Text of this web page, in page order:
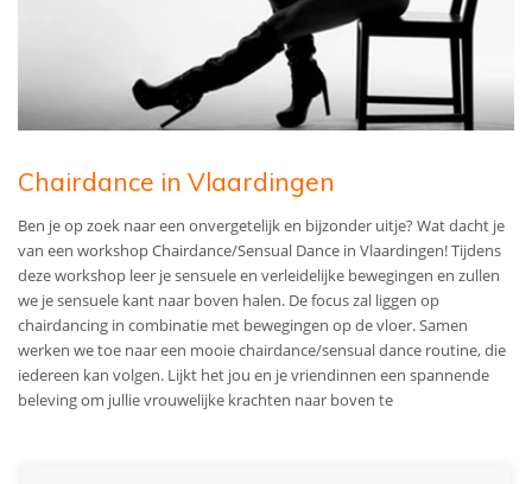
Chairdance in Vlaardingen
Ben je op zoek naar een onvergetelijk en bijzonder uitje? Wat dacht je
van een workshop Chairdance/Sensual Dance in Vlaardingen! Tijdens
deze workshop leer je sensuele en verleidelijke bewegingen en zullen
we je sensuele kant naar boven halen. De focus zal liggen op
chairdancing in combinatie met bewegingen op de vloer. Samen
werken we toe naar een mooie chairdance/sensual dance routine, die
iedereen kan volgen. Lijkt het jou en je vriendinnen een spannende
beleving om jullie vrouwelijke krachten naar boven te